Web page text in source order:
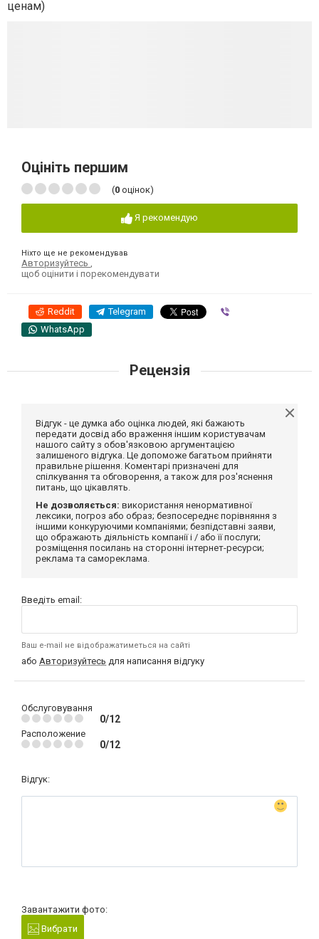
ценам)
Оцініть першим
(0 оцінок)
Я рекомендую
Ніхто ще не рекомендував
Авторизуйтесь
щоб оцінити і порекомендувати
Reddit Telegram
WhatsApp
Рецензія
Відгук - це думка або оцінка людей, які бажають
передати досвід або враження іншим користувачам
нашого сайту з обов'язковою аргументацією
залишеного відгука. Це допоможе багатьом прийняти
правильне рішення. Коментарі призначені для
спілкування та обговорення, а також для роз'яснення
питань, що цікавлять.
Не дозволяється: використання ненормативної
лексики, погроз або образ; безпосереднє порівняння з
іншими конкуруючими компаніями; безпідставні заяви,
що ображають діяльність компанії і / або її послуги;
розміщення посилань на сторонні інтернет-ресурси;
реклама та самореклама.
Введіть email:
Ваш e-mail не відображатиметься на сайті
або Авторизуйтесь для написання відгуку
Обслуговування
0/12
Расположение
0/12
Відгук:
Завантажити фото:
Вибрати